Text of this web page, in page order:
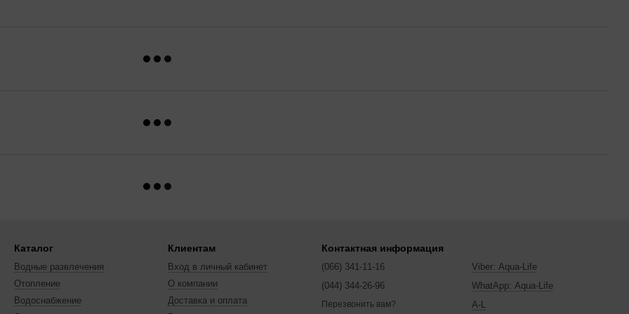
Каталог
Водные развлечения
Отопление
Водоснабжение
Клиентам
Вход в личный кабинет
О компании
Доставка и оплата
Контактная информация
(066) 341-11-16
(044) 344-26-96
Перезвонить вам?
Viber: Aqua-Life
WhatApp: Aqua-Life
A-L